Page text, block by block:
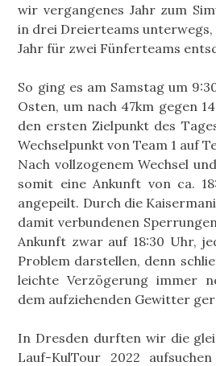
wir vergangenes Jahr zum
in drei Dreierteams unterwegs,
Jahr für zwei Fünferteams
So ging es am Samstag um
Osten, um nach 47km gegen
den ersten Zielpunkt des
Wechselpunkt von Team 1 auf
Nach vollzogenem Wechsel
somit eine Ankunft von ca.
angepeilt. Durch die
damit verbundenen
Ankunft zwar auf 18:30 Uhr,
Problem darstellen, denn
leichte Verzögerung immer
dem aufziehenden Gewitter
In Dresden durften wir die
Lauf-KulTour 2022